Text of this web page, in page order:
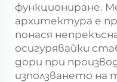
функциониране.
архитектура е
понася
осигурявайки
дори при
използването